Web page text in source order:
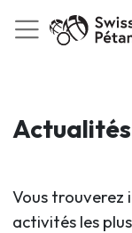
Vous trouverez
activités les